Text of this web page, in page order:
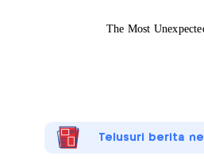
Telusuri berita